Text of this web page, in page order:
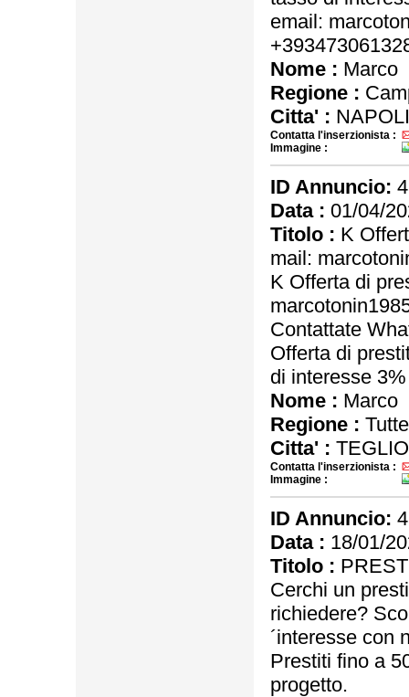
email:
Nome : Marco
Regione :
Citta' :
Contatta l'inserzionista :
Immagine :
ID Annuncio:
Data : 01/04/
Titolo : K
mail:
K Offerta di
Contattate
Offerta di
di interesse
Nome : Marco
Regione :
Citta' :
Contatta l'inserzionista :
Immagine :
ID Annuncio:
Data : 18/01/
Titolo :
Cerchi un
richiedere?
´interesse con
Prestiti fino a
progetto.